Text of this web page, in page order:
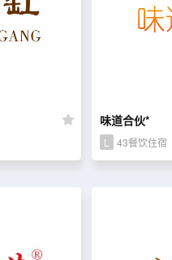
味道合伙*
L 43餐饮住宿